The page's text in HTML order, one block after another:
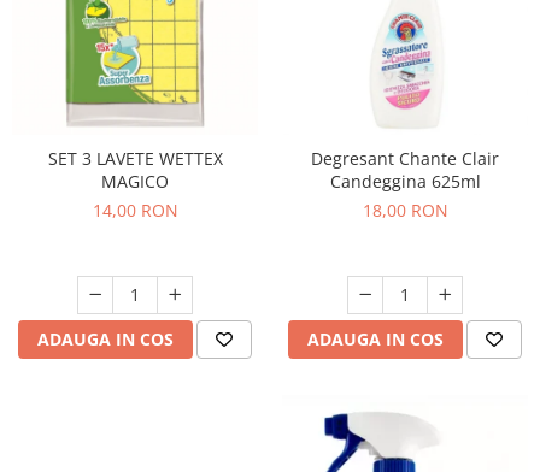
SET 3 LAVETE WETTEX
MAGICO
14,00 RON
ADAUGA IN COS
Degresant Chante Clair
Candeggina 625ml
18,00 RON
ADAUGA IN COS